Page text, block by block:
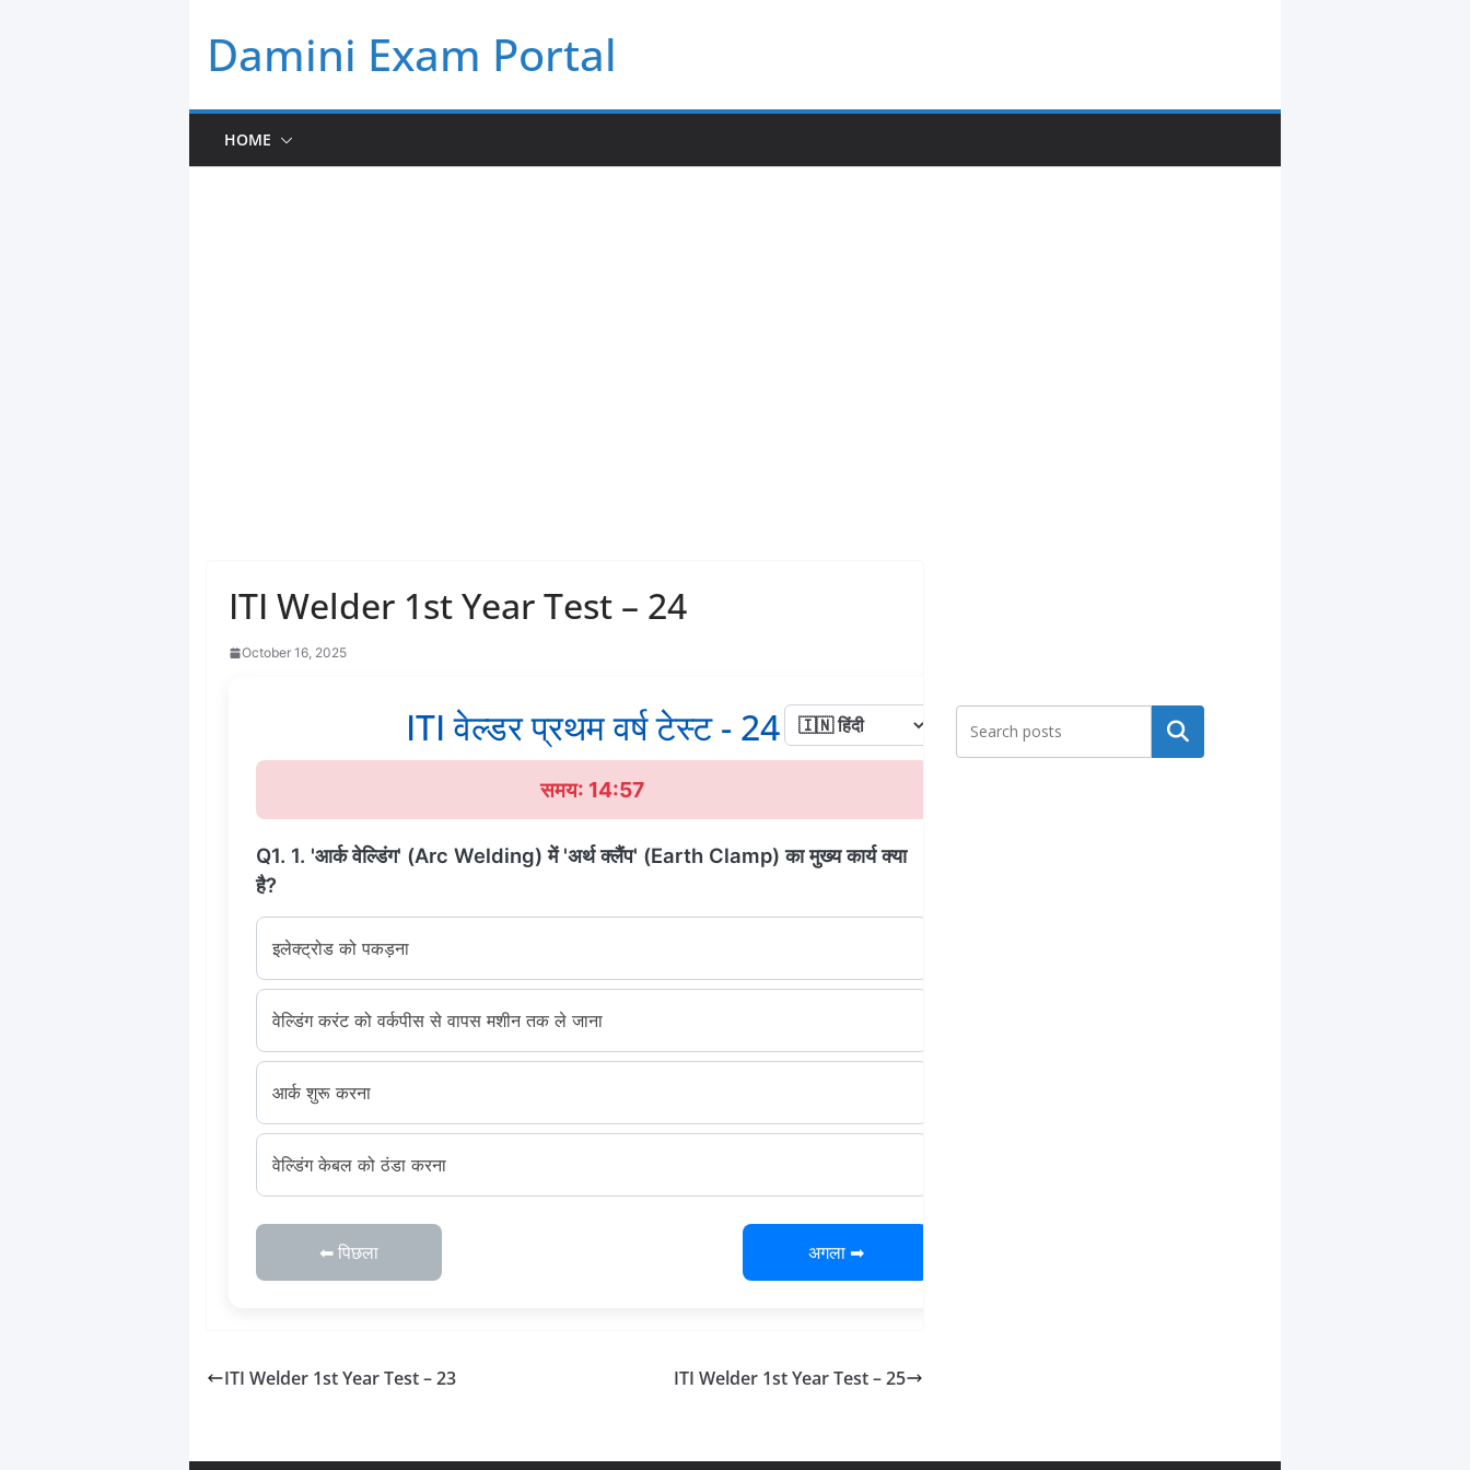
content
Damini Exam Portal
HOME
ITI Welder 1st Year Test – 24
October 16, 2025
ITI वेल्डर प्रथम वर्ष टेस्ट - 24
समय: 14:56
Q1. 1. 'आर्क वेल्डिंग' (Arc Welding) में 'अर्थ क्लैंप' (Earth Clamp) का मुख्य कार्य क्या
है?
इलेक्ट्रोड को पकड़ना
वेल्डिंग करंट को वर्कपीस से वापस मशीन तक ले जाना
आर्क शुरू करना
वेल्डिंग केबल को ठंडा करना
⬅ पिछला अगला ➡
ITI Welder 1st Year Test – 23 ITI Welder 1st Year Test – 25
Search